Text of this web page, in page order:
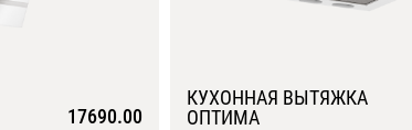
17690.00
КУХОННАЯ ВЫТЯЖКА
ОПТИМА